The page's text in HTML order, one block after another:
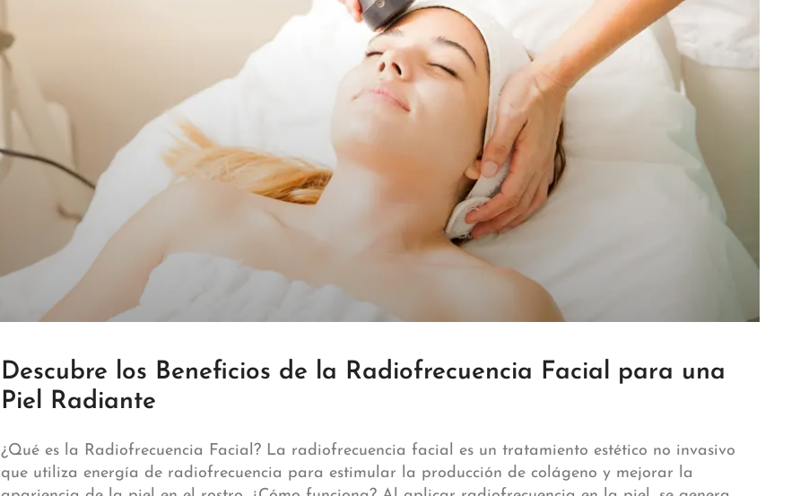
Descubre los Beneficios de la Radiofrecuencia Facial para una
Piel Radiante
¿Qué es la Radiofrecuencia Facial? La radiofrecuencia facial es un tratamiento estético no invasivo
que utiliza energía de radiofrecuencia para estimular la producción de colágeno y mejorar la